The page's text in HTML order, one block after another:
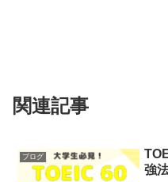
関連記事
ブログ
強